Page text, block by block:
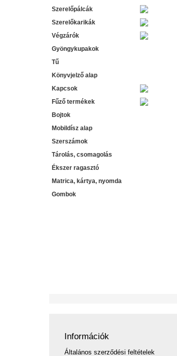
Szerelőpálcák
Szerelőkarikák
Végzárók
Gyöngykupakok
Tű
Könyvjelző alap
Kapcsok
Fűző termékek
Bojtok
Mobildísz alap
Szerszámok
Tárolás, csomagolás
Ékszer ragasztó
Matrica, kártya, nyomda
Gombok
Információk
Általános szerződési feltételek